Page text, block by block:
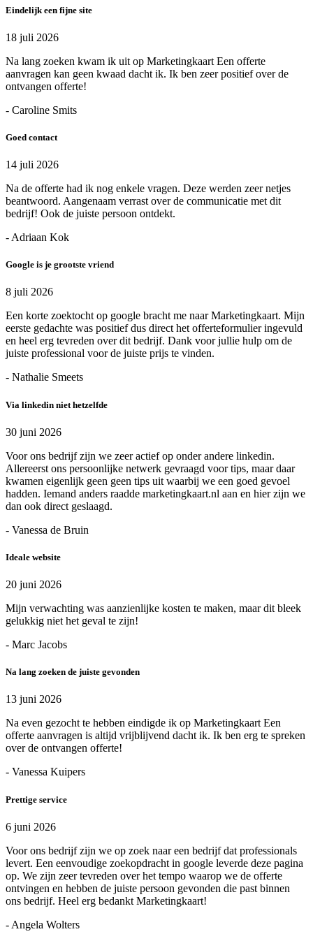
Eindelijk een fijne site
18 juli 2026
Na lang zoeken kwam ik uit op Marketingkaart Een offerte
aanvragen kan geen kwaad dacht ik. Ik ben zeer positief over de
ontvangen offerte!
- Caroline Smits
Goed contact
14 juli 2026
Na de offerte had ik nog enkele vragen. Deze werden zeer netjes
beantwoord. Aangenaam verrast over de communicatie met dit
bedrijf! Ook de juiste persoon ontdekt.
- Adriaan Kok
Google is je grootste vriend
8 juli 2026
Een korte zoektocht op google bracht me naar Marketingkaart. Mijn
eerste gedachte was positief dus direct het offerteformulier ingevuld
en heel erg tevreden over dit bedrijf. Dank voor jullie hulp om de
juiste professional voor de juiste prijs te vinden.
- Nathalie Smeets
Via linkedin niet hetzelfde
30 juni 2026
Voor ons bedrijf zijn we zeer actief op onder andere linkedin.
Allereerst ons persoonlijke netwerk gevraagd voor tips, maar daar
kwamen eigenlijk geen geen tips uit waarbij we een goed gevoel
hadden. Iemand anders raadde marketingkaart.nl aan en hier zijn we
dan ook direct geslaagd.
- Vanessa de Bruin
Ideale website
20 juni 2026
Mijn verwachting was aanzienlijke kosten te maken, maar dit bleek
gelukkig niet het geval te zijn!
- Marc Jacobs
Na lang zoeken de juiste gevonden
13 juni 2026
Na even gezocht te hebben eindigde ik op Marketingkaart Een
offerte aanvragen is altijd vrijblijvend dacht ik. Ik ben erg te spreken
over de ontvangen offerte!
- Vanessa Kuipers
Prettige service
6 juni 2026
Voor ons bedrijf zijn we op zoek naar een bedrijf dat professionals
levert. Een eenvoudige zoekopdracht in google leverde deze pagina
op. We zijn zeer tevreden over het tempo waarop we de offerte
ontvingen en hebben de juiste persoon gevonden die past binnen
ons bedrijf. Heel erg bedankt Marketingkaart!
- Angela Wolters